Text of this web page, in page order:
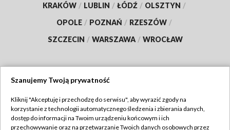
KRAKÓW / LUBLIN / ŁÓDŹ / OLSZTYN /
OPOLE / POZNAŃ / RZESZÓW /
SZCZECIN / WARSZAWA / WROCŁAW
TVP
Abonament TVP
Szanujemy Twoją prywatność
Kliknij "Akceptuję i przechodzę do serwisu", aby wyrazić zgody na
korzystanie z technologii automatycznego śledzenia i zbierania danych,
dostęp do informacji na Twoim urządzeniu końcowym i ich
przechowywanie oraz na przetwarzanie Twoich danych osobowych przez